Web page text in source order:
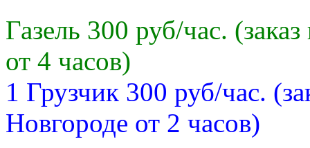
Газель 300 руб/час.
от 4 часов)
1 Грузчик 300 руб/час.
Новгороде от 2 часов)